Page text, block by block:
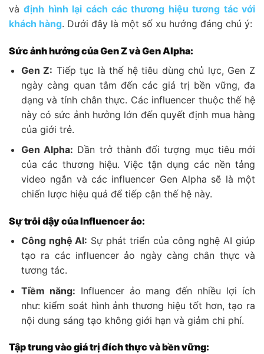
vàđịnh hình lại cách các thương hiệu tương tác với
khách hàng. Dưới đây là một số xu hướng đáng chú ý:
Sức ảnh hưởng của Gen Z và Gen Alpha:
Gen Z: Tiếp tục là thế hệ tiêu dùng chủ lực, Gen Z
ngày càng quan tâm đến các giá trị bền vững, đa
dạng và tính chân thực. Các influencer thuộc thế hệ
này có sức ảnh hưởng lớn đến quyết định mua hàng
của giới trẻ.
Gen Alpha: Dần trở thành đối tượng mục tiêu mới
của các thương hiệu. Việc tận dụng các nền tảng
video ngắn và các influencer Gen Alpha sẽ là một
chiến lược hiệu quả để tiếp cận thế hệ này.
Sự trỗi dậy của Influencer ảo:
Công nghệ AI: Sự phát triển của công nghệ AI giúp
tạo ra các influencer ảo ngày càng chân thực và
tương tác.
Tiềm năng: Influencer ảo mang đến nhiều lợi ích
như: kiểm soát hình ảnh thương hiệu tốt hơn, tạo ra
nội dung sáng tạo không giới hạn và giảm chi phí.
Tập trung vào giá trị đích thực và bền vững: